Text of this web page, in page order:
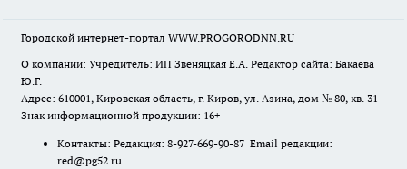
Городской интернет-портал WWW.PROGORODNN.RU
О компании: Учредитель: ИП Звеняцкая Е.А. Редактор сайта: Бакаева
Ю.Г.
Адрес: 610001, Кировская область, г. Киров, ул. Азина, дом № 80, кв. 31
Знак информационной продукции: 16+
Контакты: Редакция: 8-927-669-90-87 Email редакции:
red@pg52.ru